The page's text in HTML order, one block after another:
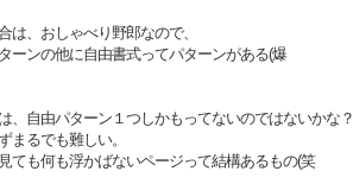
は、おしゃべり野郎なので、
ーンの他に自由書式ってパターンがある(爆
、自由パターン１つしかもってないのではないかな？
まるでも難しい。
ても何も浮かばないページって結構あるもの(笑